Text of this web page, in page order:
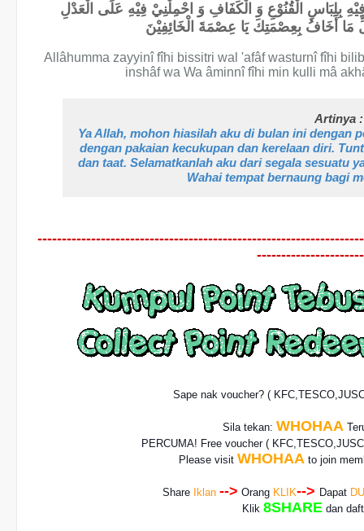
بِلِبَاسِ الْقُنُوْعِ وَ الْكَفَافِ وَ احْمِلْنِيْ فِيْهِ عَلَى الْعَدْلِ
أَخَافُ بِعِصْمَتِكَ يَا عِصْمَةَ الْخَائِفِيْنَ
Allâhumma zayyinî fîhi bissitri wal 'afâf wasturnî fîhi
inshâf wa Wa âminnî fîhi min kulli mâ
Artinya :
Ya Allah, mohon hiasilah aku di bulan ini dengan
dengan pakaian kecukupan dan kerelaan diri.
dan taat. Selamatkanlah aku dari segala sesuatu
Wahai tempat bernaung bagi
Sape nak voucher? (
Sila tekan: WHOHAA
PERCUMA! Free voucher(
Please visitWHOHAA to join
Share Iklan --> Orang KLIK--> Dapat
Klik8SHARE dan